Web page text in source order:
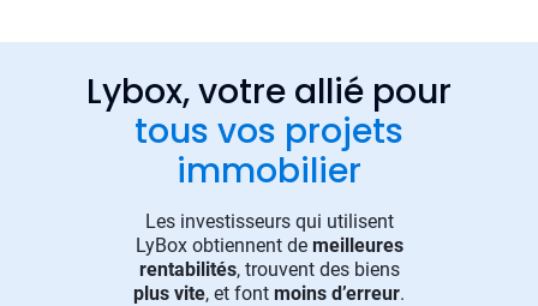
Lybox, votre allié pour
tous vos projets
immobilier
Les investisseurs qui utilisent
LyBox obtiennent de meilleures
rentabilités, trouvent des biens
plus vite, et font moins d’erreur.